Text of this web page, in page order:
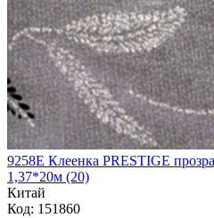
9258E Клеенка PRESTIGE
1,37*20м (20)
Китай
Код: 151860